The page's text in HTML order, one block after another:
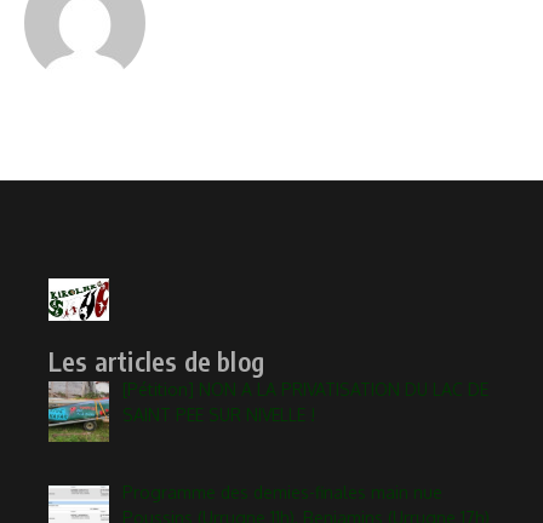
Les articles de blog
[Pétition] NON A LA PRIVATISATION DU LAC DE
SAINT PEE SUR NIVELLE !
Programme des demies-finales main nue
Poussins (Urrugne 11h), Benjamins (Urrugne 17h)